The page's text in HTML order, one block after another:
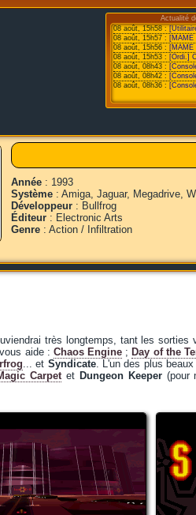
Actualité
08 août, 15h58 :
08 août, 15h57 : [MAME
08 août, 15h56 : [MAME
08 août, 15h53 : [Ordi.]
08 août, 08h43 :
08 août, 08h42 :
08 août, 08h36 :
Année : 1993
Système : Amiga, Jaguar, Megadrive,
Développeur : Bullfrog
Éditeur : Electronic Arts
Genre : Action / Infiltration
très longtemps, tant les sorties
aide : Chaos Engine ; Day of the
... et Syndicate. L'un des plus
Carpetet Dungeon Keeper(pour